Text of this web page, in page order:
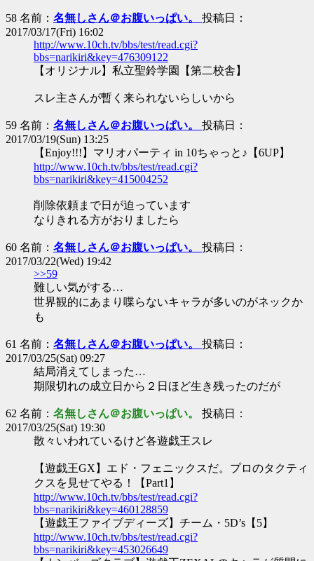
58 名前： 名無しさん＠お腹いっぱい。 投稿日：
2017/03/17(Fri) 16:02
http://www.10ch.tv/bbs/test/read.cgi?
bbs=narikiri&key=476309122
【オリジナル】私立聖鈴学園【第二校舎】
スレ主さんが暫く来られないらしいから
59 名前： 名無しさん＠お腹いっぱい。 投稿日：
2017/03/19(Sun) 13:25
【Enjoy!!!】マリオパーティ in 10ちゃっと♪【6UP】
http://www.10ch.tv/bbs/test/read.cgi?
bbs=narikiri&key=415004252
削除依頼まで日が迫っています
なりきれる方がおりましたら
60 名前： 名無しさん＠お腹いっぱい。 投稿日：
2017/03/22(Wed) 19:42
>>59
難しい気がする…
世界観的にあまり喋らないキャラが多いのがネックか
も
61 名前： 名無しさん＠お腹いっぱい。 投稿日：
2017/03/25(Sat) 09:27
結局消えてしまった…
期限切れの成立日から２日ほど生き残ったのだが
62 名前： 名無しさん＠お腹いっぱい。 投稿日：
2017/03/25(Sat) 19:30
散々いわれているけど各遊戯王スレ
【遊戯王GX】エド・フェニックスだ。プロのタクティ
クスを見せてやる！【Part1】
http://www.10ch.tv/bbs/test/read.cgi?
bbs=narikiri&key=460128859
【遊戯王ファイブディーズ】チーム・5D’s【5】
http://www.10ch.tv/bbs/test/read.cgi?
bbs=narikiri&key=453026649